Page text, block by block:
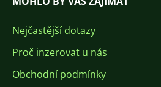
Nejčastější dotazy
Proč inzerovat u nás
Obchodní podmínky